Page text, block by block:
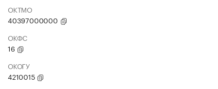
ОКТМО
40397000000
ОКФС
16
ОКОГУ
4210015